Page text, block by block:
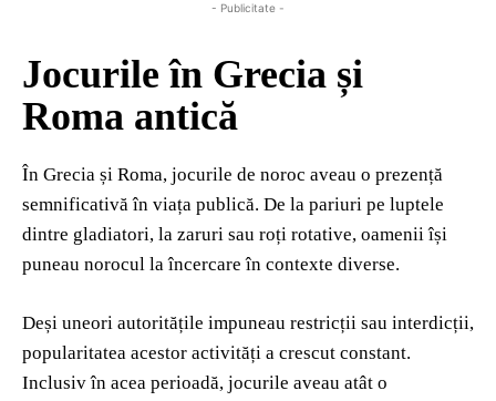
- Publicitate -
Jocurile în Grecia și
Roma antică
În Grecia și Roma, jocurile de noroc aveau o prezență
semnificativă în viața publică. De la pariuri pe luptele
dintre gladiatori, la zaruri sau roți rotative, oamenii își
puneau norocul la încercare în contexte diverse.
Deși uneori autoritățile impuneau restricții sau interdicții,
popularitatea acestor activități a crescut constant.
Inclusiv în acea perioadă, jocurile aveau atât o